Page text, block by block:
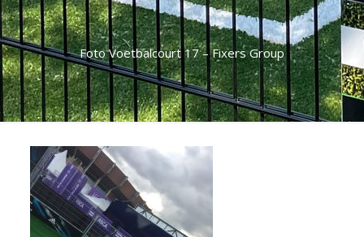
Foto Voetbalcourt 17 – Fixers Group